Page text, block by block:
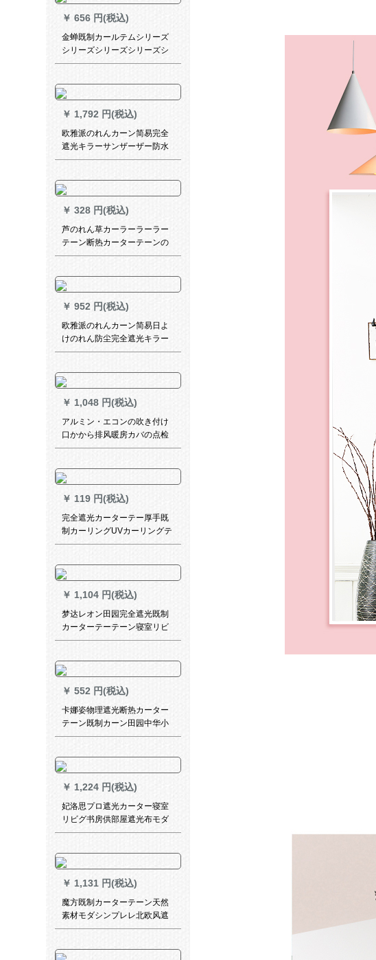
テーリングリングリングリン
グリングリングリングリング
リングリング04デフォルト
纱、一メトールダーダーダー
￥ 656 円(税込)
金蝉既制カールテムシリーズ
シリーズシリーズシリーズシ
リーズシリーズシリーズシリ
ズシリーズシリーズシリーズ
シリーズシリーズシリーズシ
リーズシリーズシリーズシリ
ーズシリーズシリーズシリー
ズシリーズシリーズシリーズ
ーズシリーズシリーズシリー
ズシリーズシリーズシリーズ
のベッドルームでは、リッス
す。
￥ 1,792 円(税込)
欧雅派のれんカーン简易完全
遮光キラーサンザーザー防水
山水画布カーンテン寝室ベレ
ーン一幅(2メトール高)
￥ 328 円(税込)
芦のれん草カーラーラーラー
テーン断热カーターテーンの
遮日遮装复古リフト竹カータ
メトル高
￥ 952 円(税込)
欧雅派のれんカーン简易日よ
けのれん防尘完全遮光キラー
リフト既製カーンサンバイザ
室ビライト1.3メトル幅既制カ
ーテーン(2メトル高)
￥ 1,048 円(税込)
アルミン・エコンの吹き付け
口かから排风暖房カバの点检
测口の放流器を入れて风を通
シャッを固定します。
￥ 119 円(税込)
完全遮光カーターテー厚手既
制カーリングUVカーリングテ
ート断热サーンバス扫き窓付
ビル幅1.0 m*高さ1.4 m逸品完
全遮光両面银【狭帯フーク】
￥ 1,104 円(税込)
梦达レオン田园完全遮光既制
カーターテーテーン寝室リビ
ンベランダ断热UVカーター厚
￥ 552 円(税込)
卡娜姿物理遮光断热カーター
テーン既制カーン田园中华小
短カーターテーテーリングリ
グリングリングリングリング
リングリングリングリングリ
ング池の月幅2.5 m*高2.0 m-
フル加工
￥ 1,224 円(税込)
妃洛思プロ遮光カーター寝室
リビグ书房供部屋遮光布モダ
シンプ-(打孔加工)幅2.5メトル
￥ 1,131 円(税込)
魔方既制カーターテーン天然
素材モダシンプレレ北欧风遮
光布纱カーターターティリン
の*静謐色(青灰色)2.0枚*2.7高-